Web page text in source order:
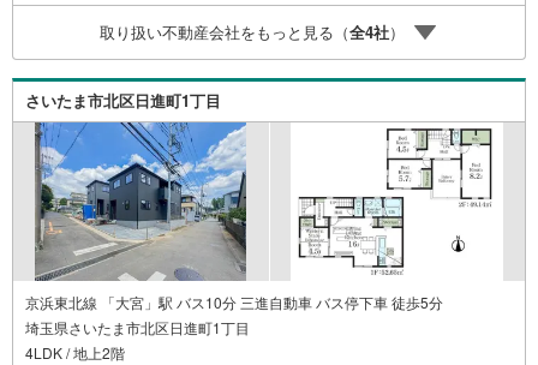
プランニング、かけつけサポート、Club Offプレミアムなど
多彩なサービスがございます
取り扱い不動産会社をもっと見る（全4社）
さいたま市北区日進町1丁目
京浜東北線 「大宮」駅 バス10分 三進自動車 バス停下車 徒歩5分
埼玉県さいたま市北区日進町1丁目
4LDK / 地上2階